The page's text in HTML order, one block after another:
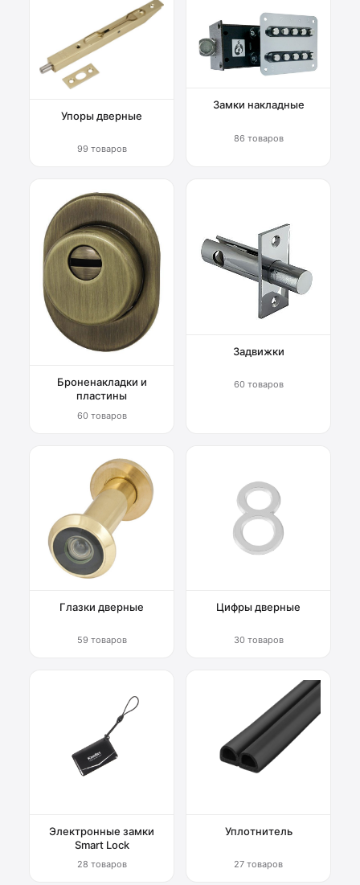
Упоры дверные
99 товаров
Замки накладные
86 товаров
Броненакладки и
пластины
60 товаров
Задвижки
60 товаров
Глазки дверные
59 товаров
Цифры дверные
30 товаров
Электронные замки
Smart Lock
28 товаров
Уплотнитель
27 товаров